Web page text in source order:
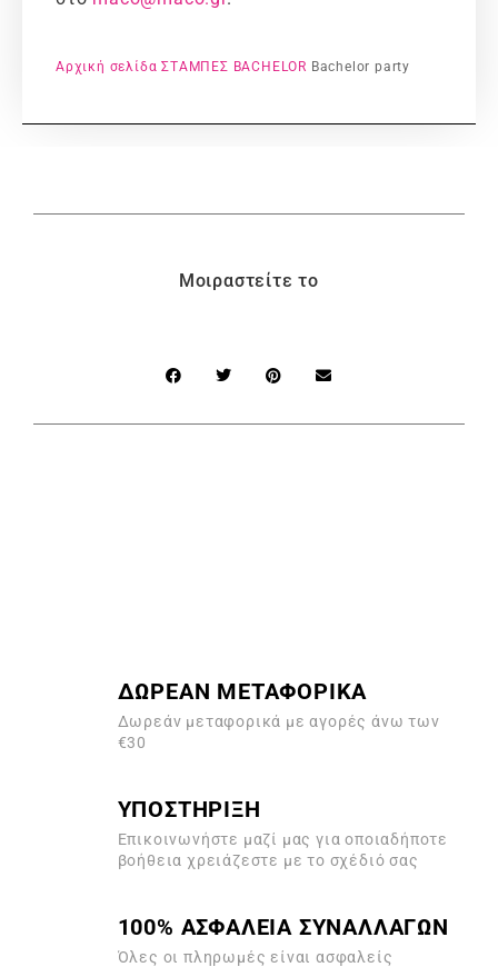
Αρχική σελίδα ΣΤΑΜΠΕΣ BACHELOR Bachelor party
Μοιραστείτε το
ΔΩΡΕΑΝ ΜΕΤΑΦΟΡΙΚΑ
Δωρεάν μεταφορικά με αγορές άνω των
€30
ΥΠΟΣΤΗΡΙΞΗ
Επικοινωνήστε μαζί μας για οποιαδήποτε
βοήθεια χρειάζεστε με το σχέδιό σας
100% ΑΣΦΑΛΕΙΑ ΣΥΝΑΛΛΑΓΩΝ
Όλες οι πληρωμές είναι ασφαλείς